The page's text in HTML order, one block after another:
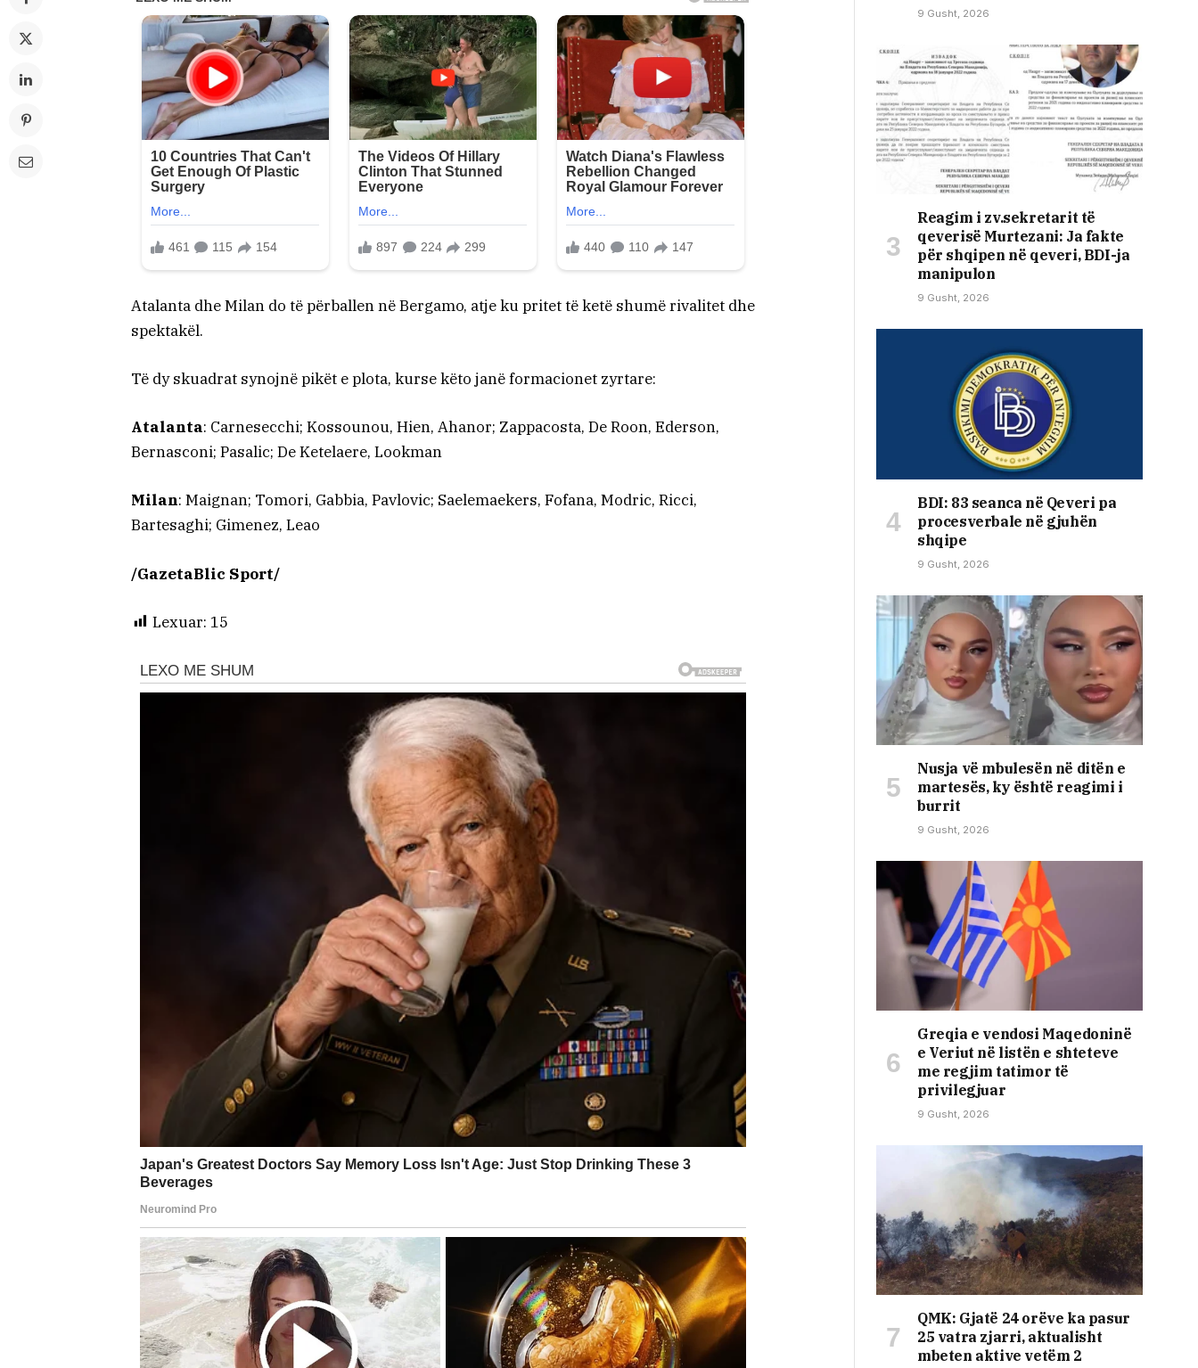
Atalanta dhe Milan do të përballen në Bergamo, atje ku pritet të ketë shumë rivalitet dhe
spektakël.
Të dy skuadrat synojnë pikët e plota, kurse këto janë formacionet zyrtare:
Atalanta: Carnesecchi; Kossounou, Hien, Ahanor; Zappacosta, De Roon, Ederson,
Bernasconi; Pasalic; De Ketelaere, Lookman
Milan: Maignan; Tomori, Gabbia, Pavlovic; Saelemaekers, Fofana, Modric, Ricci,
Bartesaghi; Gimenez, Leao
/GazetaBlic Sport/
Lexuar: 15
9 Gusht, 2026
Reagim i zv.sekretarit të
qeverisë Murtezani: Ja fakte
për shqipen në qeveri, BDI-ja
manipulon
9 Gusht, 2026
BDI: 83 seanca në Qeveri pa
procesverbale në gjuhën
shqipe
9 Gusht, 2026
Nusja vë mbulesën në ditën e
martesës, ky është reagimi i
burrit
9 Gusht, 2026
Greqia e vendosi Maqedoninë
e Veriut në listën e shteteve
me regjim tatimor të
privilegjuar
9 Gusht, 2026
QMK: Gjatë 24 orëve ka pasur
25 vatra zjarri, aktualisht
mbeten aktive vetëm 2